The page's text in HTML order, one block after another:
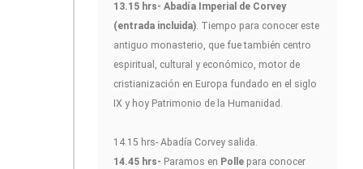
13.15 hrs- Abadía Imperial de Corvey
(entrada incluida). Tiempo para conocer este
antiguo monasterio, que fue también centro
espiritual, cultural y económico, motor de
cristianización en Europa fundado en el siglo
IX y hoy Patrimonio de la Humanidad.
14.15 hrs- Abadía Corvey salida.
14.45 hrs- Paramos en Polle para conocer